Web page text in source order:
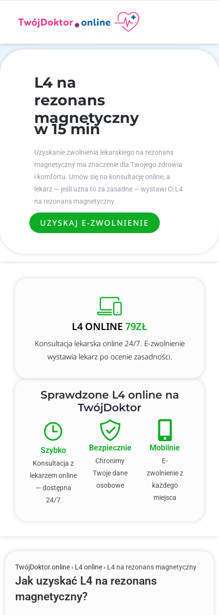
L4 na
rezonans
magnetyczny
w 15 min
Uzyskanie zwolnienia lekarskiego na rezonans
magnetyczny ma znaczenie dla Twojego zdrowia
i komfortu. Umów się na konsultację online, a
lekarz — jeśli uzna to za zasadne — wystawi Ci L4
na rezonans magnetyczny.
UZYSKAJ E-ZWOLNIENIE
Sprawdzone L4 online na
TwójDoktor
Szybko
Konsultacja z
lekarzem online
— dostępna
24/7
Bezpiecznie
Chronimy
Twoje dane
osobowe
Mobilnie
E-
zwolnienie z
każdego
miejsca
L4 ONLINE 79ZŁ
Konsultacja lekarska online 24/7. E-zwolnienie
wystawia lekarz po ocenie zasadności.
TwójDoktor.online › L4 online › L4 na rezonans magnetyczny
Jak uzyskać L4 na rezonans
magnetyczny?